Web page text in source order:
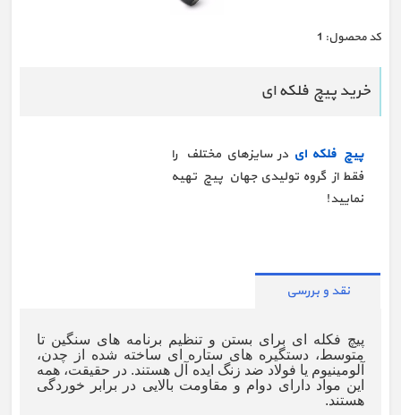
كد محصول: 1
خرید پیچ فلکه ای
پیچ فلکه ای در سایزهای مختلف را
فقط از گروه تولیدی جهان پیچ تهیه
نمایید!
نقد و بررسی
پیچ فکله ای برای بستن و تنظیم برنامه های سنگین تا
متوسط، دستگیره های ستاره ای ساخته شده از چدن،
آلومینیوم یا فولاد ضد زنگ ایده آل هستند. در حقیقت، همه
این مواد دارای دوام و مقاومت بالایی در برابر خوردگی
هستند.